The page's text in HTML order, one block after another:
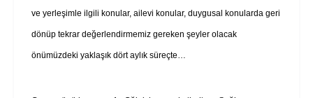
ve yerleşimle ilgili konular, ailevi konular, duygusal konularda geri
dönüp tekrar değerlendirmemiz gereken şeyler olacak
önümüzdeki yaklaşık dört aylık süreçte…